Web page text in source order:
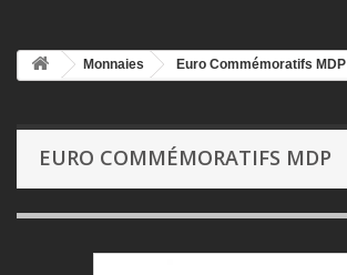
Monnaies Euro Commémoratifs MDP
EURO COMMÉMORATIFS MDP